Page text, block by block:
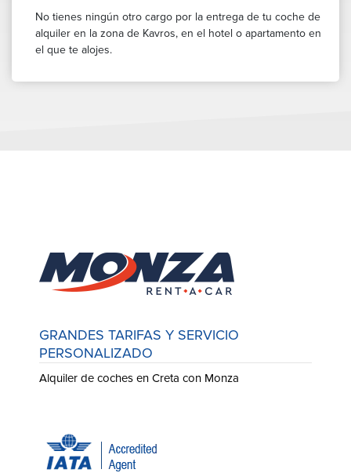
No tienes ningún otro cargo por la entrega de tu coche de
alquiler en la zona de Kavros, en el hotel o apartamento en
el que te alojes.
GRANDES TARIFAS Y SERVICIO
PERSONALIZADO
Alquiler de coches en Creta con Monza